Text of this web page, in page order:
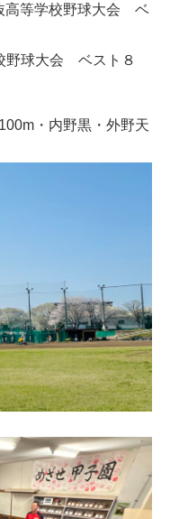
高等学校野球大会 ベ
野球大会 ベスト８
・内野黒・外野天